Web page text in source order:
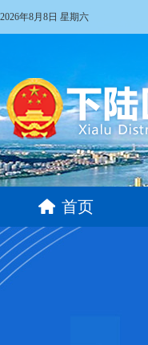
2026年8月8日 星期六
首页